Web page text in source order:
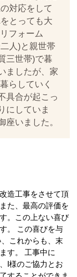
対応をして
とっても大
フォーム
人)と親世帯
三世帯)で暮
ましたが、家
らしていく
具合が起こっ
にしていま
座いました。
造工事をさせて頂
た、最高の評価を
。この上ない喜び
。 この喜びを与
これからも、末
す。 工事中に
I様のご協力とお